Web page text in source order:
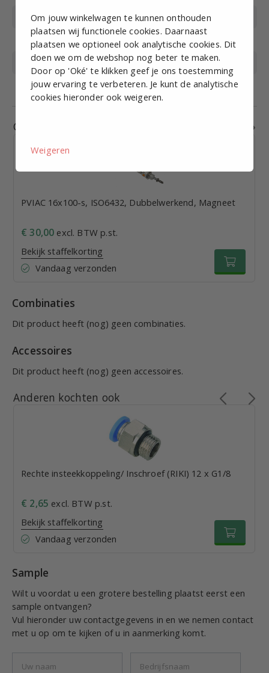
Cilinder type
PVIAC (ISO6432)
Met magneet
Ja
Merk
EMC
Poortaansluiting
M5 x 0.8
Gerelateerde producten
PVIAC 16x100-s, ISO6432, Dubbelwerkend, Magneet
€ 30,00 excl. BTW p.st.
Bekijk staffelkorting
Vandaag verzonden
Combinaties
Dit product heeft (nog) geen combinaties.
Accessoires
Dit product heeft (nog) geen accessoires.
Anderen kochten ook
Rechte insteekkoppeling/ Inschroef (RIKI) 12 x G1/8
€ 2,65 excl. BTW p.st.
Bekijk staffelkorting
Vandaag verzonden
Sample
Wilt u voordat u een grotere bestelling plaatst eerst een
sample ontvangen?
Vul hieronder uw contactgegevens in en we nemen contact
met u op om te kijken of u in aanmerking komt.
Om jouw winkelwagen te kunnen onthouden
plaatsen wij functionele cookies. Daarnaast
plaatsen we optioneel ook analytische cookies. Dit
doen we om de webshop nog beter te maken.
Door op 'Oké' te klikken geef je ons toestemming
jouw ervaring te verbeteren. Je kunt de analytische
cookies hieronder ook weigeren.
Weigeren